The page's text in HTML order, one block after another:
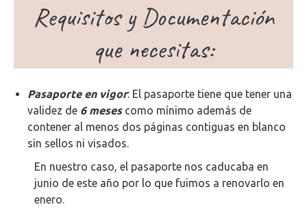
Requisitos y Documentación
que necesitas:
Pasaporte en vigor: El pasaporte tiene que tener una
validez de 6 mesescomo mínimo además de
contener al menos dos páginas contiguas en blanco
sin sellos ni visados.
En nuestro caso, el pasaporte nos caducaba en
junio de este año por lo que fuimos a renovarlo en
enero.